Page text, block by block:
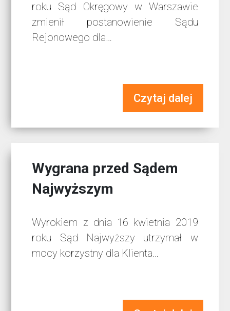
roku Sąd Okręgowy w Warszawie
zmienił postanowienie Sądu
Rejonowego dla…
Czytaj dalej
Wygrana przed Sądem
Najwyższym
Wyrokiem z dnia 16 kwietnia 2019
roku Sąd Najwyższy utrzymał w
mocy korzystny dla Klienta…